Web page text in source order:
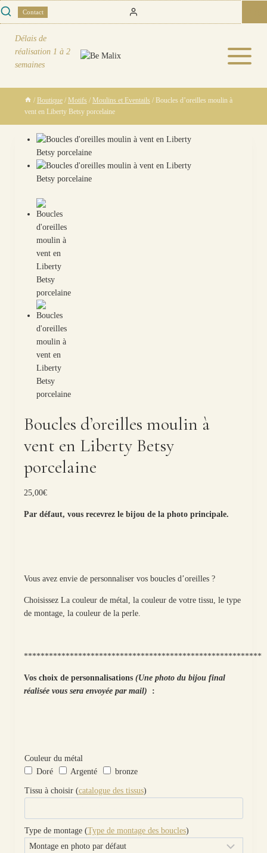
Skip
Contact
Délais de
réalisation 1 à 2
semaines
/ Boutique / Motifs / Moulins et Eventails / Boucles d’oreilles moulin à
vent en Liberty Betsy porcelaine
Boucles d’oreilles moulin à
vent en Liberty Betsy
porcelaine
25,00€
Par défaut, vous recevrez le bijou de la photo principale.
Vous avez envie de personnaliser vos boucles d’oreilles ?
Choisissez La couleur de métal, la couleur de votre tissu, le type
de montage, la couleur de la perle.
*********************************************************
Vos choix de personnalisations (Une photo du bijou final
réalisée vous sera envoyée par mail) :
Couleur du métal
Doré
Argenté bronze
Tissu à choisir (catalogue des tissus)
Type de montage (Type de montage des boucles)